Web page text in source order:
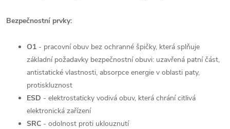
Bezpečnostní prvky:
O1 - pracovní obuv bez ochranné špičky, která splňuje
základní požadavky bezpečnostní obuvi: uzavřená patní část,
antistatické vlastnosti, absorpce energie v oblasti paty,
protiskluznost
ESD - elektrostaticky vodivá obuv, která chrání citlivá
elektronická zařízení
SRC - odolnost proti uklouznutí